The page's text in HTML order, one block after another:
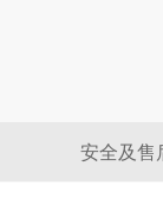
安全及售